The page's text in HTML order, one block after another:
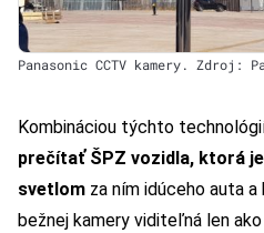
Panasonic CCTV kamery. Zdroj:
Kombináciou týchto
prečítať ŠPZ vozidla, ktorá
svetlom za ním idúceho auta
bežnej kamery viditeľná len